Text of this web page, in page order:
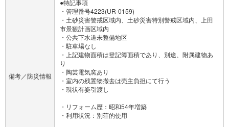
備考／防災情報
●特記事項
・管理番号4223(UR-0159)
・土砂災害警戒区域内、土砂災害特別警戒区域内、上田
市景観計画区域内
・公共下水道未整備地区
・駐車場なし
・上記建物面積は登記簿面積であり、別途、附属建物あ
り
・陶芸電気窯あり
・室内の残置物撤去は売主負担にて行う
・現状有姿引渡し
・リフォーム歴：昭和54年増築
・利用状況：別荘的使用